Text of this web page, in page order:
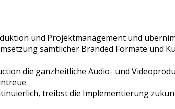
und Projektmanagement und
sämtlicher Branded Formate
die ganzheitliche Audio- und
treibst die Implementierung